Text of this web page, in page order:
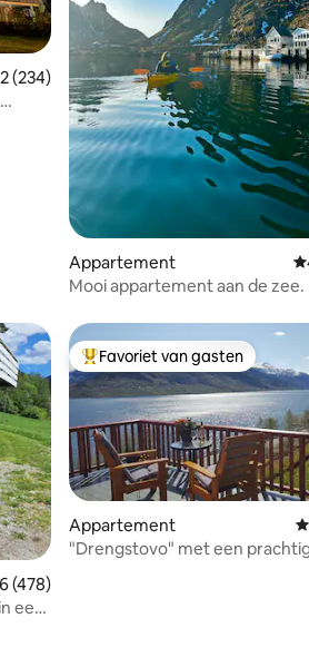
beoordeling van 4,92 op 5, 234
(234)
Appartement
Mooi appartement aan de zee.
beoordeling van 4,96 op 5, 478
(478)
een
Topfavoriet van gasten
Favoriet van gasten
Appartement
"Drengstovo" met een